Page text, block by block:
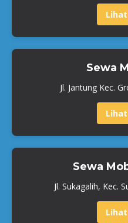
Sewa
Jl. Jantung Kec.
Sewa
Jl. Sukagalih, Kec.